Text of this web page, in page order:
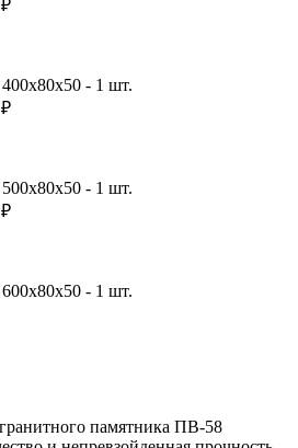
- 1 шт.
- 1 шт.
- 1 шт.
памятника ПВ-58